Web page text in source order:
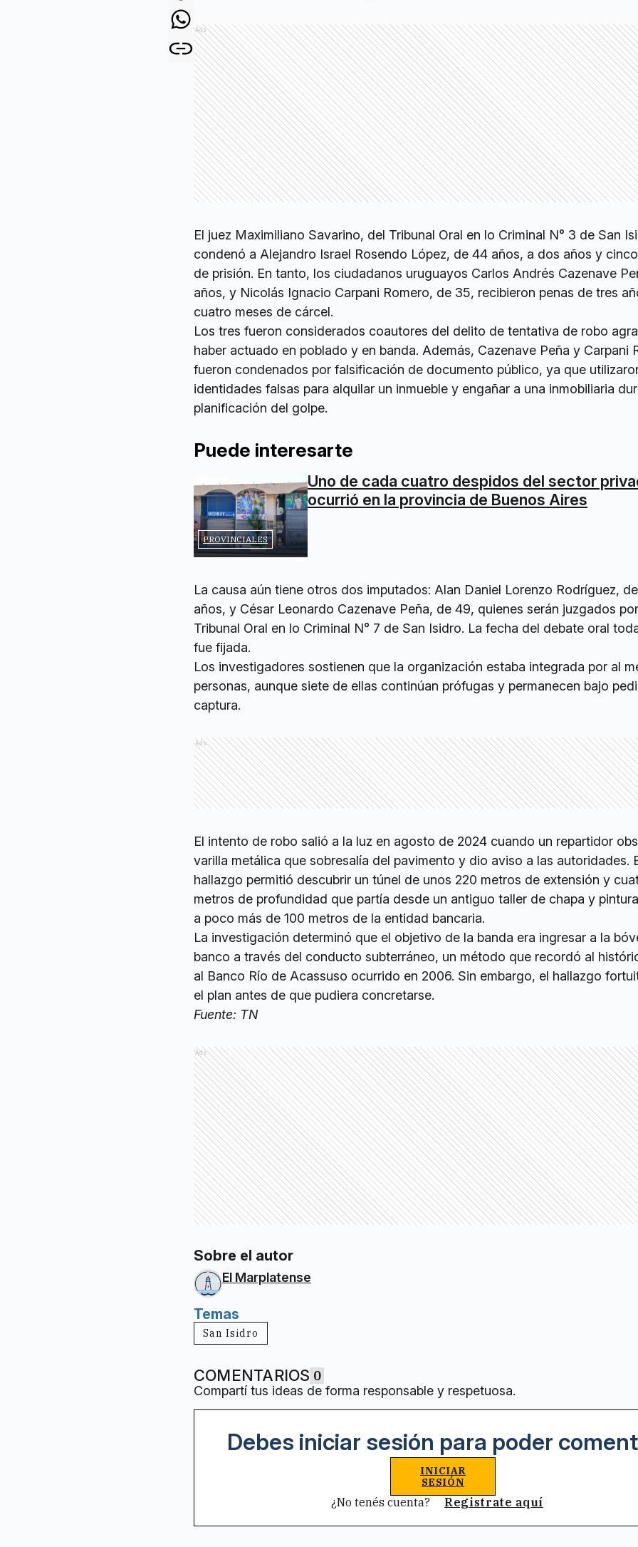
Ads
El juez Maximiliano Savarino, del Tribunal Oral en lo Criminal N° 3 de San
condenó a Alejandro Israel Rosendo López, de 44 años, a dos años y
de prisión. En tanto, los ciudadanos uruguayos Carlos Andrés Cazenave
años, y Nicolás Ignacio Carpani Romero, de 35, recibieron penas de tres
cuatro meses de cárcel.
Los tres fueron considerados coautores del delito de tentativa de robo
haber actuado en poblado y en banda. Además, Cazenave Peña y Carpani
fueron condenados por falsificación de documento público, ya que
identidades falsas para alquilar un inmueble y engañar a una inmobiliaria
planificación del golpe.
Puede interesarte
PROVINCIALES
Uno de cada cuatro despidos del sector
ocurrió en la provincia de Buenos Aires
La causa aún tiene otros dos imputados: Alan Daniel Lorenzo Rodríguez,
años, y César Leonardo Cazenave Peña, de 49, quienes serán juzgados
Tribunal Oral en lo Criminal N° 7 de San Isidro. La fecha del debate oral
fue fijada.
Los investigadores sostienen que la organización estaba integrada por al
personas, aunque siete de ellas continúan prófugas y permanecen bajo
captura.
Ads
El intento de robo salió a la luz en agosto de 2024 cuando un repartidor
varilla metálica que sobresalía del pavimento y dio aviso a las autoridades.
hallazgo permitió descubrir un túnel de unos 220 metros de extensión y
metros de profundidad que partía desde un antiguo taller de chapa y
a poco más de 100 metros de la entidad bancaria.
La investigación determinó que el objetivo de la banda era ingresar a la
banco a través del conducto subterráneo, un método que recordó al
al Banco Río de Acassuso ocurrido en 2006. Sin embargo, el hallazgo
el plan antes de que pudiera concretarse.
Fuente: TN
Ads
Sobre el autor
El Marplatense
Temas
San Isidro
COMENTARIOS 0
Compartí tus ideas de forma responsable y respetuosa.
Debes iniciar sesión para poder
INICIAR
SESIÓN
¿No tenés cuenta? Registrate aquí